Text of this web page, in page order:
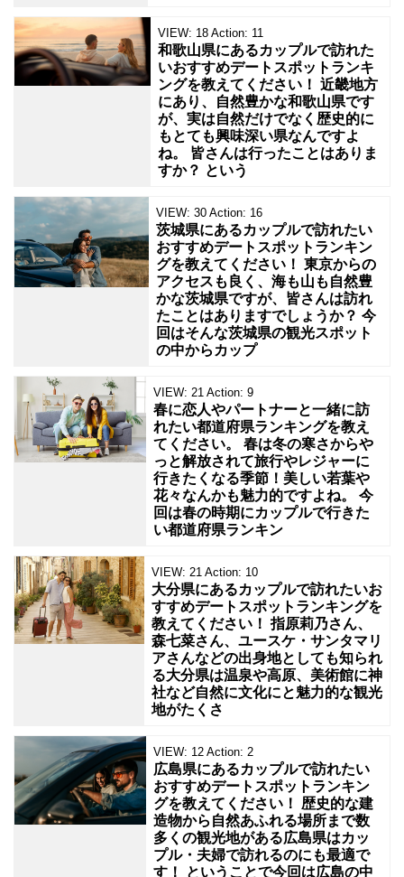
VIEW: 18 Action: 11
和歌山県にあるカップルで訪れた
いおすすめデートスポットランキ
ングを教えてください！ 近畿地方
にあり、自然豊かな和歌山県です
が、実は自然だけでなく歴史的に
もとても興味深い県なんですよ
ね。 皆さんは行ったことはありま
すか？ という
VIEW: 30 Action: 16
茨城県にあるカップルで訪れたい
おすすめデートスポットランキン
グを教えてください！ 東京からの
アクセスも良く、海も山も自然豊
かな茨城県ですが、皆さんは訪れ
たことはありますでしょうか？ 今
回はそんな茨城県の観光スポット
の中からカップ
VIEW: 21 Action: 9
春に恋人やパートナーと一緒に訪
れたい都道府県ランキングを教え
てください。 春は冬の寒さからや
っと解放されて旅行やレジャーに
行きたくなる季節！美しい若葉や
花々なんかも魅力的ですよね。 今
回は春の時期にカップルで行きた
い都道府県ランキン
VIEW: 21 Action: 10
大分県にあるカップルで訪れたいお
すすめデートスポットランキングを
教えてください！ 指原莉乃さん、
森七菜さん、ユースケ・サンタマリ
アさんなどの出身地としても知られ
る大分県は温泉や高原、美術館に神
社など自然に文化にと魅力的な観光
地がたくさ
VIEW: 12 Action: 2
広島県にあるカップルで訪れたい
おすすめデートスポットランキン
グを教えてください！ 歴史的な建
造物から自然あふれる場所まで数
多くの観光地がある広島県はカッ
プル・夫婦で訪れるのにも最適で
す！ ということで今回は広島の中